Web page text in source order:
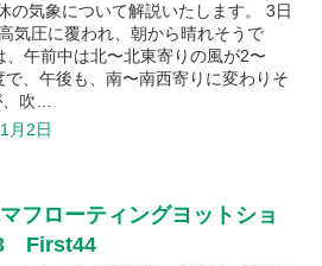
の気象について解説いたします。 3日
気圧に覆われ、朝から晴れそうで
、午前中は北〜北東寄りの風が2〜
で、午後も、南〜南西寄りに変わりそ
吹…
月2日
フローティングヨットショ
First44